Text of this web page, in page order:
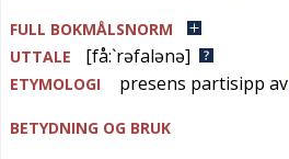
FULL BOKMÅLSNORM
UTTALE
[få:`rəfalənə]
ETYMOLOGI presens partisipp av
BETYDNING OG BRUK